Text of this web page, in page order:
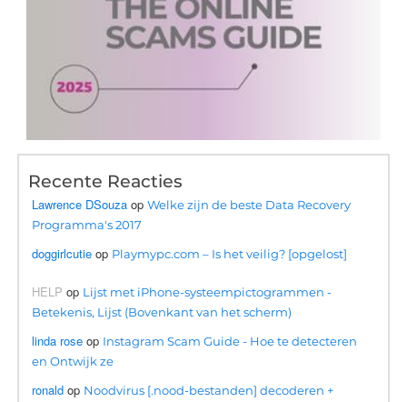
Recente Reacties
Lawrence DSouza opWelke zijn de beste Data Recovery
Programma's 2017
doggirlcutie op Playmypc.com – Is het veilig? [opgelost]
HELP op Lijst met iPhone-systeempictogrammen -
Betekenis, Lijst (Bovenkant van het scherm)
linda rose op Instagram Scam Guide - Hoe te detecteren
en Ontwijk ze
ronald op Noodvirus [.nood-bestanden] decoderen +